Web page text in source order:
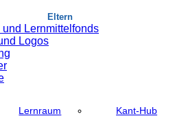
Eltern
Lernmittelfonds
Logos
Lernraum Kant-Hub